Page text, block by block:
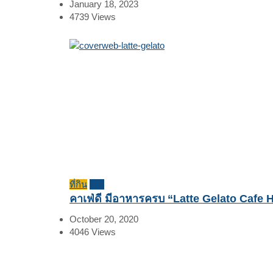
January 18, 2023
4739 Views
ที่กิน
คาเฟ่ดี มีอาหารครบ “Latte Gelato Cafe
October 20, 2020
4046 Views